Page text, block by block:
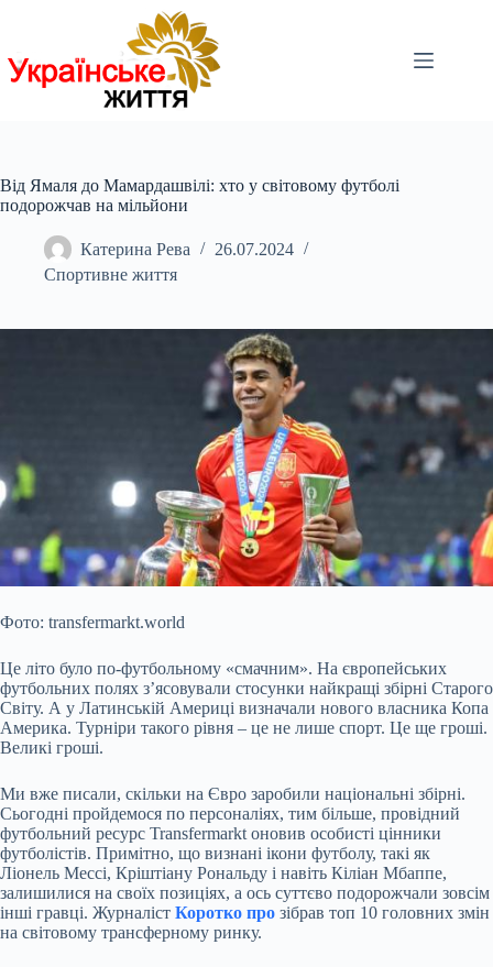
Від Ямаля до Мамардашвілі: хто у світовому футболі
подорожчав на мільйони
Катерина Рева
26.07.2024
Спортивне життя
Фото: transfermarkt.world
Це літо було по-футбольному «смачним». На європейських
футбольних полях з’ясовували стосунки найкращі збірні Старого
Світу. А у Латинській Америці визначали нового власника Копа
Америка. Турніри такого рівня – це не лише спорт. Це ще гроші.
Великі гроші.
Ми вже писали, скільки на Євро заробили національні збірні.
Сьогодні пройдемося по персоналіях, тим більше, провідний
футбольний ресурс Transfermarkt оновив особисті цінники
футболістів. Примітно, що визнані ікони футболу, такі як
Ліонель Мессі, Кріштіану Рональду і навіть Кіліан Мбаппе,
залишилися на своїх позиціях, а ось суттєво подорожчали зовсім
інші гравці. Журналіст Коротко про зібрав топ 10 головних змін
на світовому трансферному ринку.